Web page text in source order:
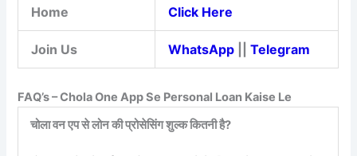
Home Click Here
Join Us WhatsApp ||Telegram
FAQ’s – Chola One App Se Personal Loan Kaise Le
चोला वन एप से लोन की प्रोसेसिंग शुल्क कितनी है?